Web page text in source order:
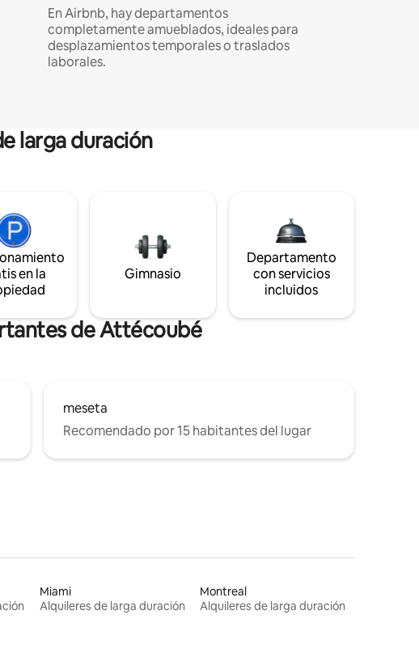
En Airbnb, hay departamentos
completamente amueblados, ideales para
desplazamientos temporales o traslados
laborales.
larga duración
en la
Gimnasio
Departamento
con servicios
incluidos
de Attécoubé
meseta
Recomendado por 15 habitantes del lugar
Miami
Alquileres de larga duración
Montreal
Alquileres de larga duración